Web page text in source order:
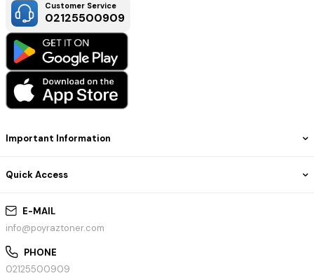
E-MAIL
info@poyraztoner.com
PHONE
02125500909
Important Information
Quick Access
Customer Service
02125500909